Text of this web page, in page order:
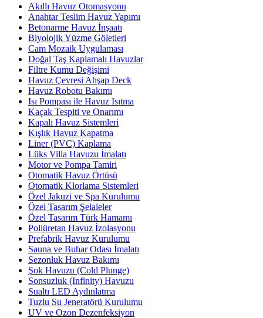
Akıllı Havuz Otomasyonu
Anahtar Teslim Havuz Yapımı
Betonarme Havuz İnşaatı
Biyolojik Yüzme Göletleri
Cam Mozaik Uygulaması
Doğal Taş Kaplamalı Havuzlar
Filtre Kumu Değişimi
Havuz Çevresi Ahşap Deck
Havuz Robotu Bakımı
Isı Pompası ile Havuz Isıtma
Kaçak Tespiti ve Onarımı
Kapalı Havuz Sistemleri
Kışlık Havuz Kapatma
Liner (PVC) Kaplama
Lüks Villa Havuzu İmalatı
Motor ve Pompa Tamiri
Otomatik Havuz Örtüsü
Otomatik Klorlama Sistemleri
Özel Jakuzi ve Spa Kurulumu
Özel Tasarım Şelaleler
Özel Tasarım Türk Hamamı
Poliüretan Havuz İzolasyonu
Prefabrik Havuz Kurulumu
Sauna ve Buhar Odası İmalatı
Sezonluk Havuz Bakımı
Şok Havuzu (Cold Plunge)
Sonsuzluk (Infinity) Havuzu
Sualtı LED Aydınlatma
Tuzlu Su Jeneratörü Kurulumu
UV ve Ozon Dezenfeksiyon